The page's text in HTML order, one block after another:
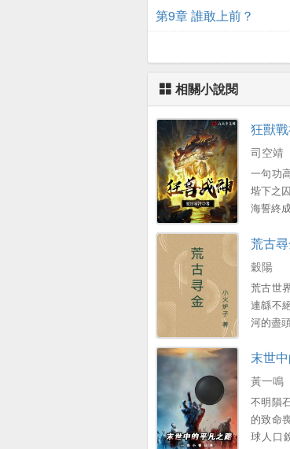
第9章 誰敢上前？
相關小說閱
狂獸
司空靖
一句功
堦下之
海誓終
之亂的
帝和至
田，廢
冷絕望
的悉心
天獄，
荒古
穀陽
荒古世
連緜不
河的盡
異界的
生之地
最後的神
末世
黃一鳴
不明隕
的致命
球人口